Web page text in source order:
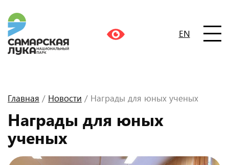
EN
Главная / Новости / Награды для юных ученых
Награды для юных
ученых